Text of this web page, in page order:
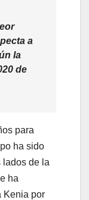
a
la
de
para
ha sido
lados de la
ha
Kenia por